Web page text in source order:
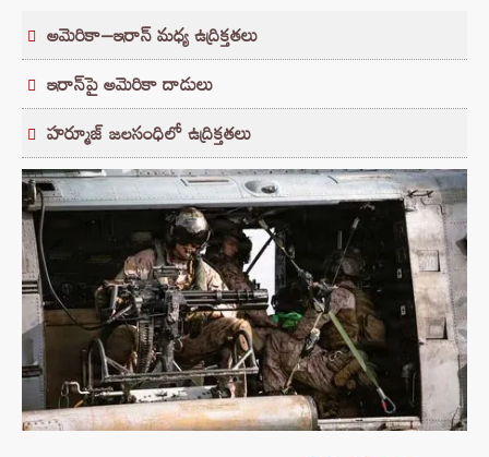
అమెరికా–ఇరాన్ మధ్య ఉద్రిక్తతలు
ఇరాన్‌పై అమెరికా దాడులు
హర్మూజ్ జలసంధిలో ఉద్రిక్తతలు